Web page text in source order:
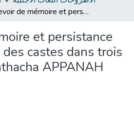
Devoir de mémoire et persistance de l’existence des castes dans trois romans de Nathacha APPANAH
et persistance
des castes dans trois
APPANAH